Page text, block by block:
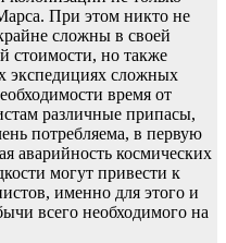
При этом никто не
сложны в своей
стоимости, но также
экспедициях сложных
время от
различные припасы,
потребляема, в первую
аварийность космических
могут привести к
именно для этого и
всего необходимого на